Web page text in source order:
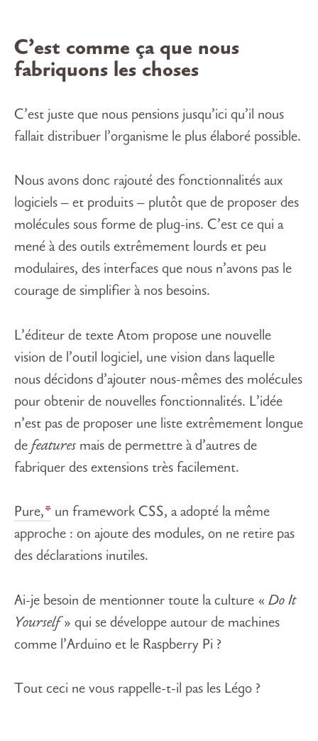
C’est comme ça que nous
fabriquons les choses
C’est juste que nous pensions jusqu’ici qu’il nous
fallait distribuer l’organisme le plus élaboré possible.
Nous avons donc rajouté des fonctionnalités aux
logiciels – et produits – plutôt que de proposer des
molécules sous forme de plug-ins. C’est ce qui a
mené à des outils extrêmement lourds et peu
modulaires, des interfaces que nous n’avons pas le
courage de simplifier à nos besoins.
L’éditeur de texte Atom propose une nouvelle
vision de l’outil logiciel, une vision dans laquelle
nous décidons d’ajouter nous-mêmes des molécules
pour obtenir de nouvelles fonctionnalités. L’idée
n’est pas de proposer une liste extrêmement longue
de features mais de permettre à d’autres de
fabriquer des extensions très facilement.
Pure, un framework CSS, a adopté la même
approche : on ajoute des modules, on ne retire pas
des déclarations inutiles.
Ai-je besoin de mentionner toute la culture « Do It
Yourself» qui se développe autour de machines
comme l’Arduino et le Raspberry Pi ?
Tout ceci ne vous rappelle-t-il pas les Légo ?